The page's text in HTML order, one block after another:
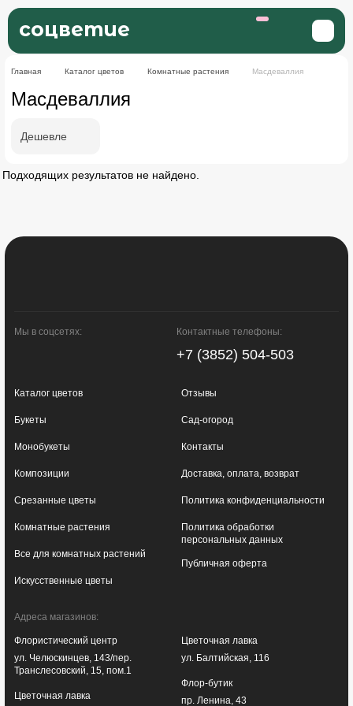
соцветие
Главная Каталог цветов Комнатные растения Масдеваллия
Масдеваллия
Дешевле
Подходящих результатов не найдено.
Каталог цветов
Букеты
Монобукеты
Композиции
Срезанные цветы
Комнатные растения
Все для комнатных растений
Искусственные цветы
Отзывы
Сад-огород
Контакты
Доставка, оплата, возврат
Политика конфиденциальности
Политика обработки
персональных данных
Публичная оферта
Адреса магазинов:
Флористический центр
ул. Челюскинцев, 143/пер.
Транслесовский, 15, пом.1
Цветочная лавка
Цветочная лавка
ул. Балтийская, 116
Флор-бутик
пр. Ленина, 43
Мы в соцсетях: Контактные телефоны:
+7 (3852) 504-503